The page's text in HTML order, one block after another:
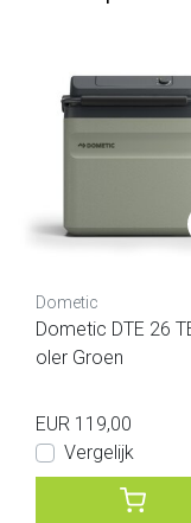
Dometic
Dometic DTE 26
oler Groen
EUR 119,00
Vergelijk